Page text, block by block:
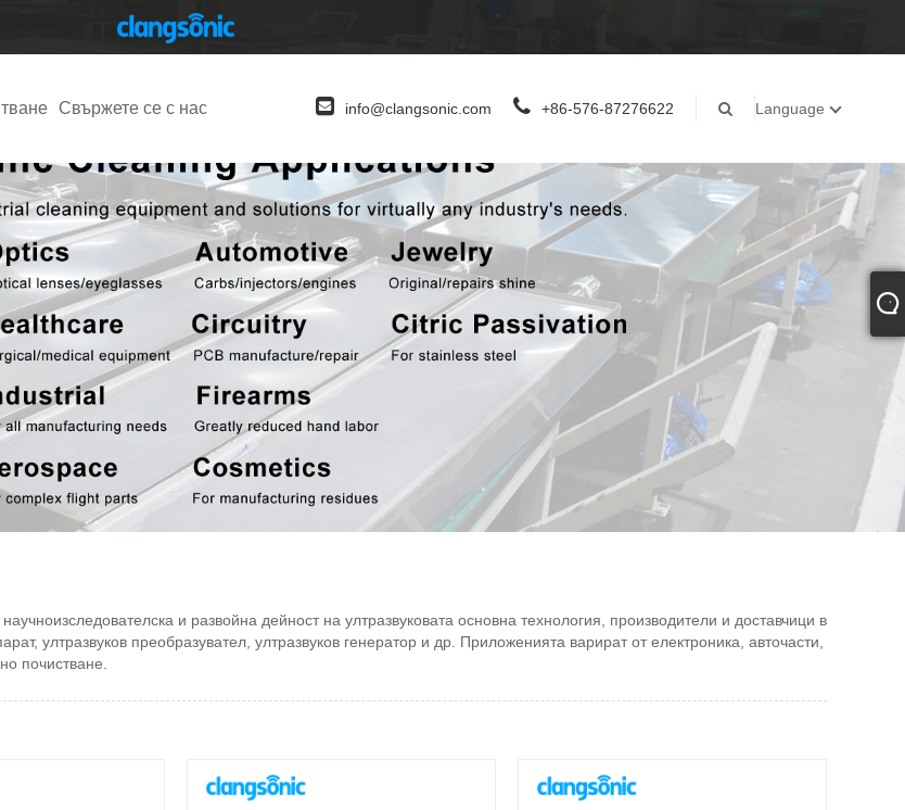
Свържете се с нас info@clangsonic.com +86-576-87276622 Language
и развойна дейност на ултразвуковата основна технология, производители и доставчици в
ултразвуков преобразувател, ултразвуков генератор и др. Приложенията варират от електроника, авточасти,
почистване.